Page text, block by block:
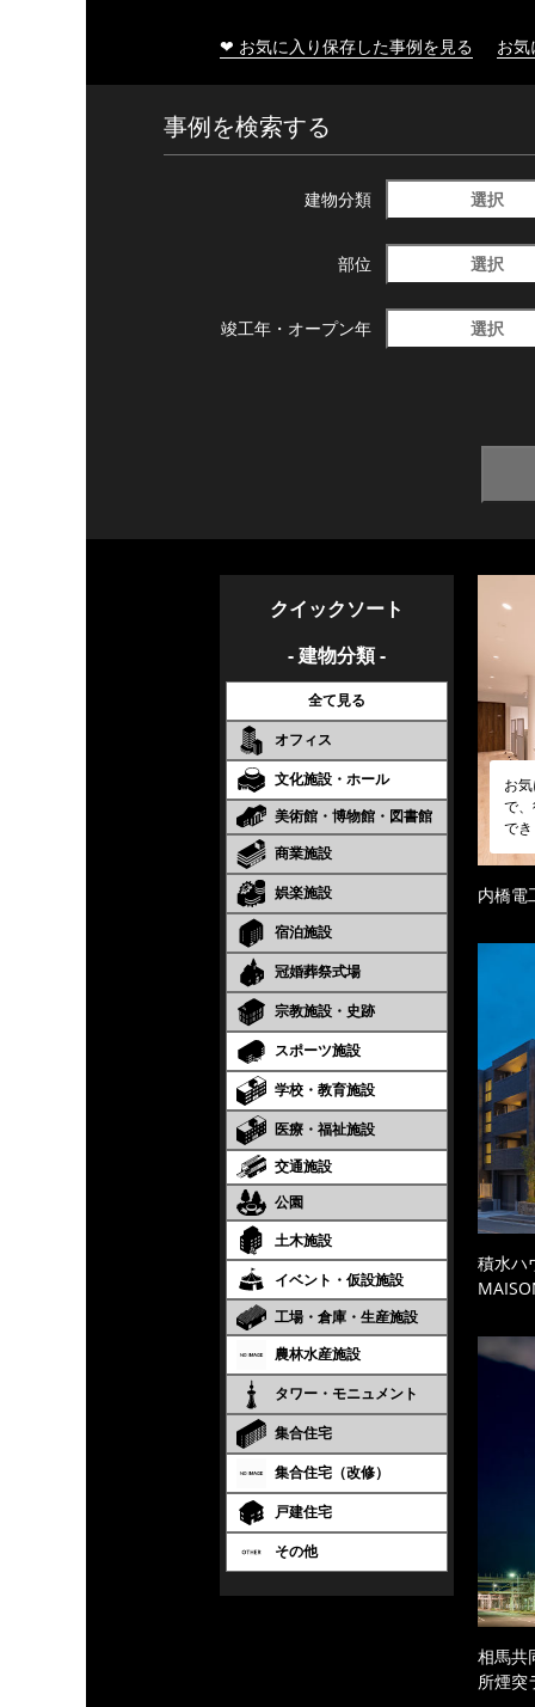
❤ お気に入り保存した事例を見る お
事例を検索する
建物分類 選択
部位 選択
竣工年・ オープン年 選択
クイックソート
- 建物分類 -
全て見る
オフィス
文化施設・ホール
美術館・博物館・図書館
商業施設
娯楽施設
宿泊施設
冠婚葬祭式場
宗教施設・史跡
スポーツ施設
学校・教育施設
医療・福祉施設
交通施設
公園
土木施設
イベント・仮設施設
工場・倉庫・生産施設
農林水産施設
タワー・モニュメント
集合住宅
集合住宅（改修）
戸建住宅
その他
お
で
で
内橋電
積水
相馬共
所煙突